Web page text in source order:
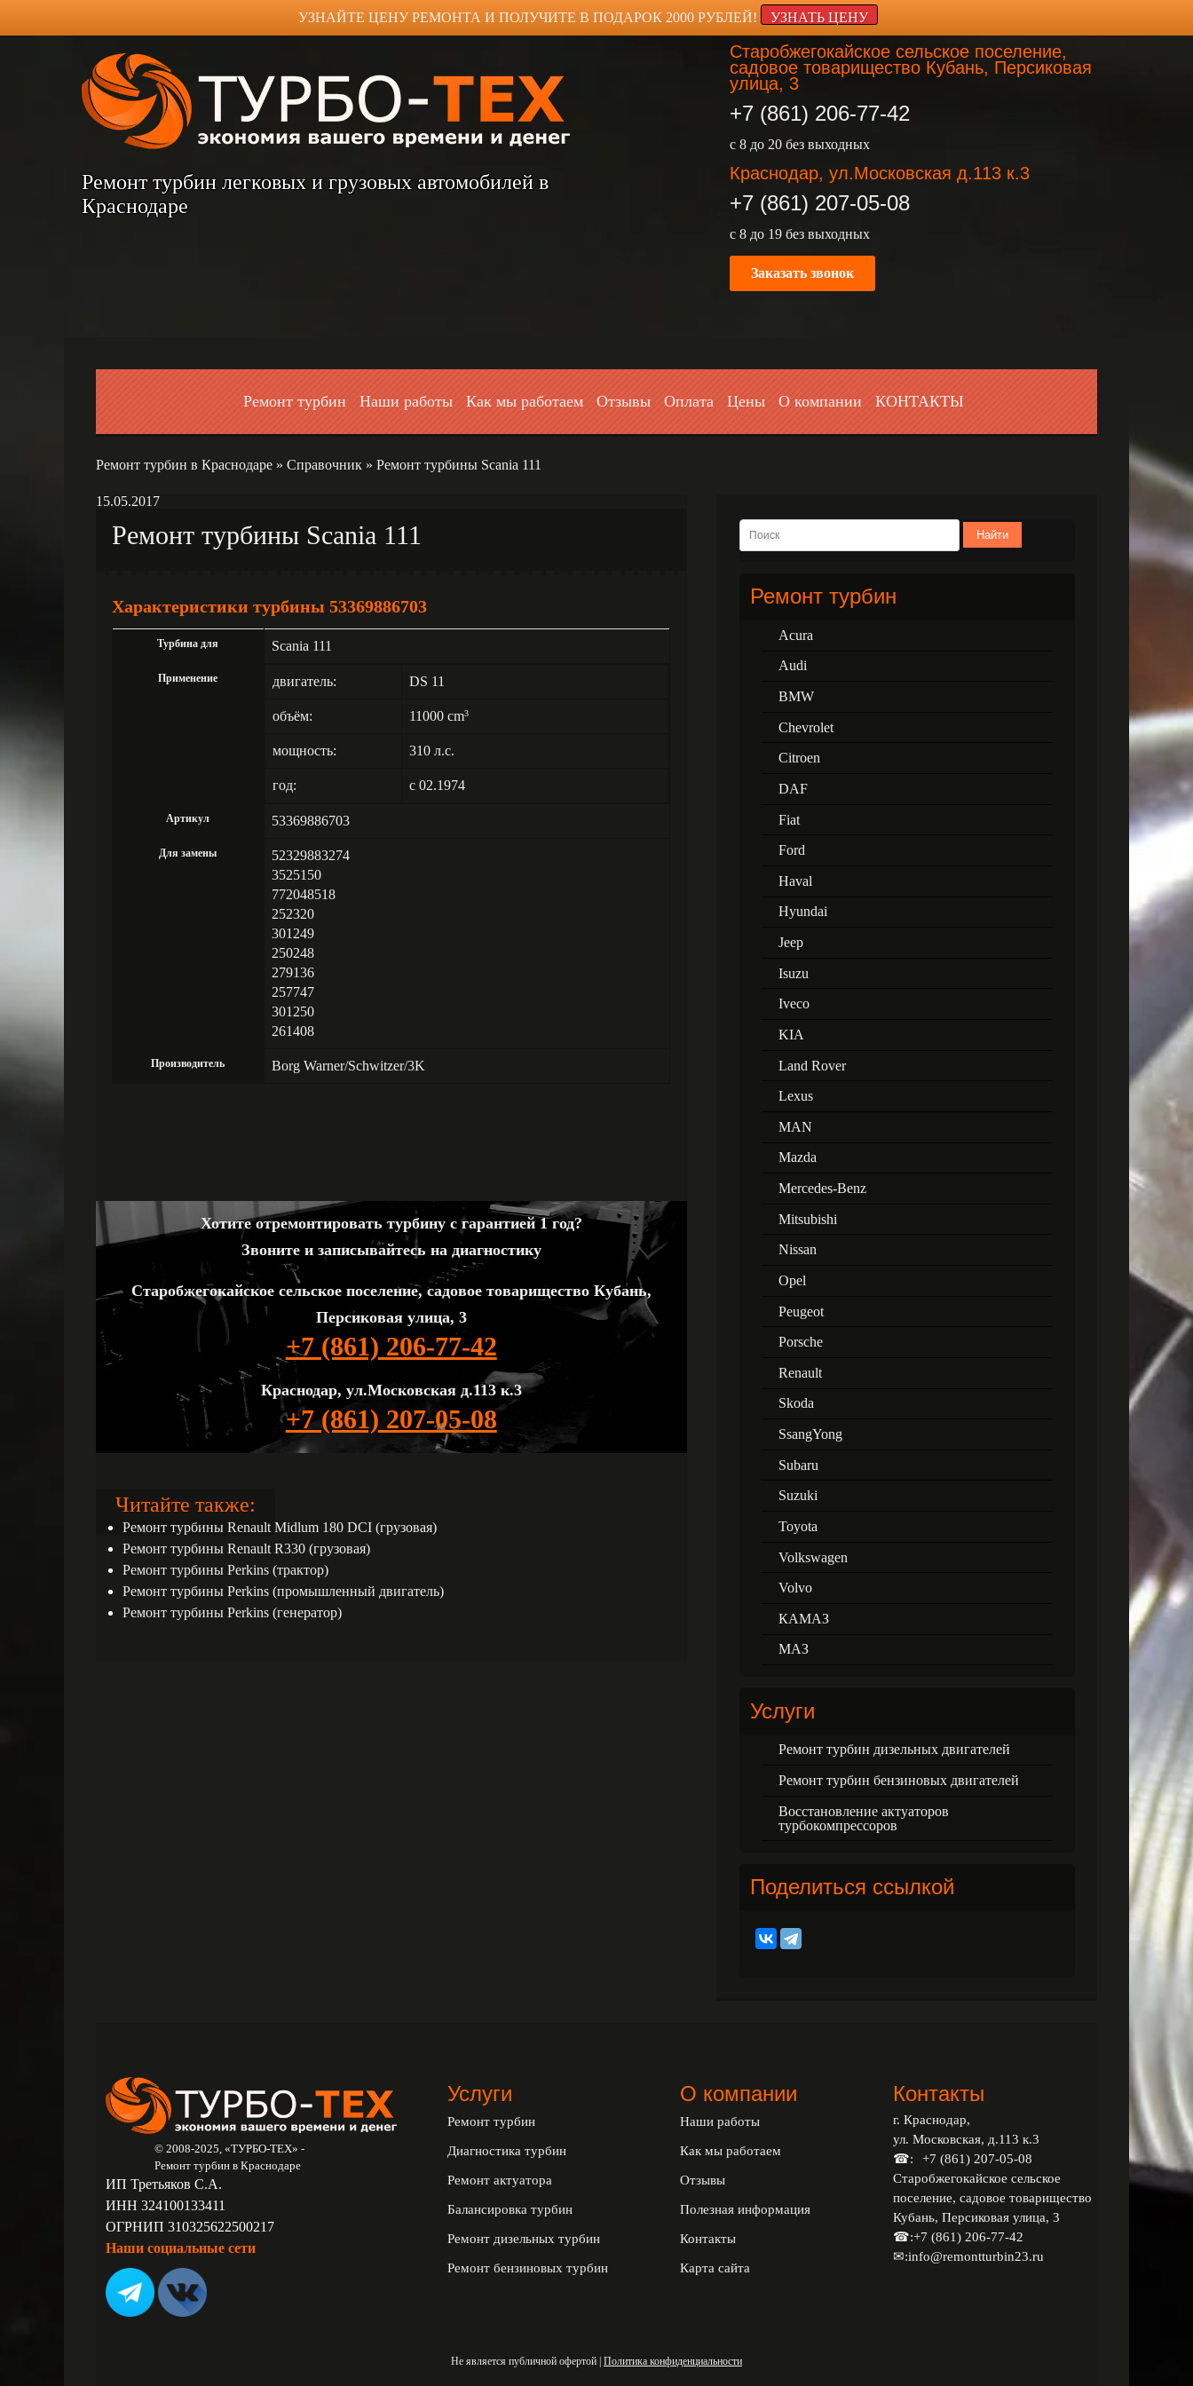
УЗНАЙТЕ ЦЕНУ РЕМОНТА И ПОЛУЧИТЕ В ПОДАРОК 2000 РУБЛЕЙ! УЗНАТЬ ЦЕНУ
Ремонт турбин легковых и грузовых автомобилей в
Краснодаре
Старобжегокайское сельское поселение,
садовое товарищество Кубань, Персиковая
улица, 3
+7 (861) 206-77-42
с 8 до 20 без выходных
Краснодар, ул.Московская д.113 к.3
+7 (861) 207-05-08
с 8 до 19 без выходных
Заказать звонок
Ремонт турбин Наши работы Как мы работаем Отзывы Оплата Цены О компании КОНТАКТЫ
Ремонт турбин в Краснодаре » Справочник » Ремонт турбины Scania 111
15.05.2017
Ремонт турбины Scania 111
Характеристики турбины 53369886703
Турбина для Scania 111
Применение двигатель: DS 11
объём: 11000 cm3
мощность: 310 л.с.
год: с 02.1974
Артикул 53369886703
Для замены
52329883274
3525150
772048518
252320
301249
250248
279136
257747
301250
261408
Производитель Borg Warner/Schwitzer/3K
Хотите отремонтировать турбину с гарантией 1 год?
Звоните и записывайтесь на диагностику
Старобжегокайское сельское поселение, садовое товарищество Кубань,
Персиковая улица, 3
+7 (861) 206-77-42
Краснодар, ул.Московская д.113 к.3
+7 (861) 207-05-08
Читайте также:
Ремонт турбины Renault Midlum 180 DCI (грузовая)
Ремонт турбины Renault R330 (грузовая)
Ремонт турбины Perkins (трактор)
Ремонт турбины Perkins (промышленный двигатель)
Ремонт турбины Perkins (генератор)
Найти
Ремонт турбин
Acura
Audi
BMW
Chevrolet
Citroen
DAF
Fiat
Ford
Haval
Hyundai
Jeep
Isuzu
Iveco
KIA
Land Rover
Lexus
MAN
Mazda
Mercedes-Benz
Mitsubishi
Nissan
Opel
Peugeot
Porsche
Renault
Skoda
SsangYong
Subaru
Suzuki
Toyota
Volkswagen
Volvo
КАМАЗ
МАЗ
Услуги
Ремонт турбин дизельных двигателей
Ремонт турбин бензиновых двигателей
Восстановление актуаторов
турбокомпрессоров
Поделиться ссылкой
© 2008-2025, «ТУРБО-ТЕХ» -
Ремонт турбин в Краснодаре
ИП Третьяков С.А.
ИНН 324100133411
ОГРНИП 310325622500217
Наши социальные сети
Услуги
Ремонт турбин
Диагностика турбин
Ремонт актуатора
Балансировка турбин
Ремонт дизельных турбин
Ремонт бензиновых турбин
О компании
Наши работы
Как мы работаем
Отзывы
Полезная информация
Контакты
Карта сайта
Контакты
г. Краснодар,
ул. Московская, д.113 к.3
☎:
+7 (861) 207-05-08
Старобжегокайское сельское
поселение, садовое товарищество
Кубань, Персиковая улица, 3
☎:+7 (861) 206-77-42
✉:info@remontturbin23.ru
Не является публичной офертой | Политика конфиденциальности